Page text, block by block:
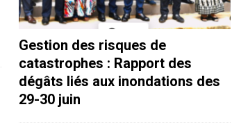
Gestion des risques de
catastrophes : Rapport des
dégâts liés aux inondations des
29-30 juin